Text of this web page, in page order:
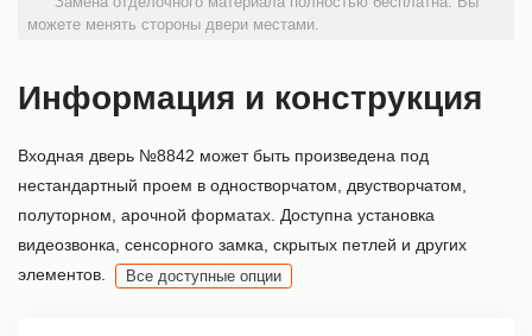
можете менять стороны двери местами.
Информация и конструкция
Входная дверь №8842 может быть произведена под
нестандартный проем в одностворчатом, двустворчатом,
полуторном, арочной форматах. Доступна установка
видеозвонка, сенсорного замка, скрытых петлей и других
элементов.
Все доступные опции